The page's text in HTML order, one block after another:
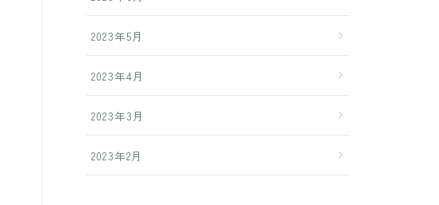
2023年5月
2023年4月
2023年3月
2023年2月